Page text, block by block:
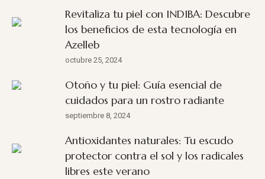
Revitaliza tu piel con INDIBA: Descubre
los beneficios de esta tecnología en
Azelleb
octubre 25, 2024
Otoño y tu piel: Guía esencial de
cuidados para un rostro radiante
septiembre 8, 2024
Antioxidantes naturales: Tu escudo
protector contra el sol y los radicales
libres este verano